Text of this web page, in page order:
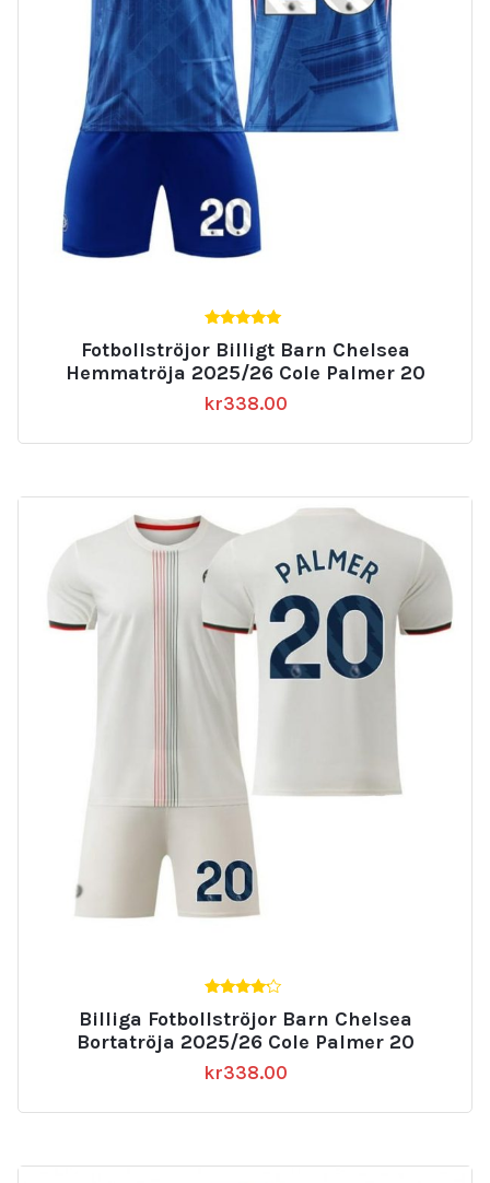
av 5
Fotbollströjor Billigt Barn Chelsea
Hemmatröja 2025/26 Cole Palmer 20
kr338.00
av 5
Billiga Fotbollströjor Barn Chelsea
Bortatröja 2025/26 Cole Palmer 20
kr338.00